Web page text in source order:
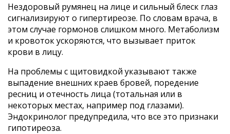
Нездоровый румянец на лице и сильный блеск глаз
сигнализируют о гипертиреозе. По словам врача, в
этом случае гормонов слишком много. Метаболизм
и кровоток ускоряются, что вызывает приток
крови в лицу.
На проблемы с щитовидкой указывают также
выпадение внешних краев бровей, поредение
ресниц и отечность лица (тотальная или в
некоторых местах, например под глазами).
Эндокринолог предупредила, что все это признаки
гипотиреоза.